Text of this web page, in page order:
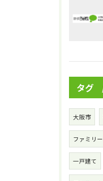
タグ
大阪市
ファミリー
一戸建て